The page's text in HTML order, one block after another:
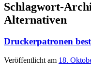
Schlagwort-
Alternativen
Druckerpatronen
Veröffentlicht am 18.